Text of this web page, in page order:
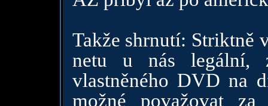
Takže shrnutí: Striktně
netu u nás legální,
vlastněného DVD na
možné považovat